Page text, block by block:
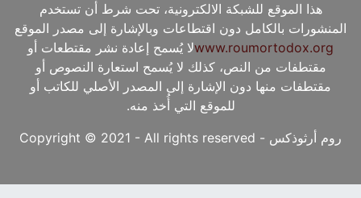
هذا الموقع للشبكة الالكترونية، تحت شرط أن تستخدم
المنشورات بالكامل دون اقتطاعات وبالإشارة إلى مصدر الموقع
www.roumortodox.orgلا يُسمح إعادة نشر مقتطعات أو
مقتطفات من النص، كذلك لا يُسمح استعارة النصوص أو
مقتطفات منها دون الإشارة إلى المصدر الأصلي للكاتب أو
للموقع التي أُخذ منه.
روم أرثوذكس - Copyright © 2021 - All rights reserved